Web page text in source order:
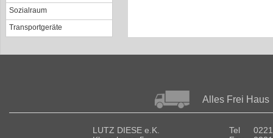
Sozialraum
Transportgeräte
Alles Frei Haus
LUTZ DIESE e.K.
Tel